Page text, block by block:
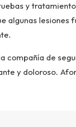
y
algunas lesiones
compañía de
y doloroso.